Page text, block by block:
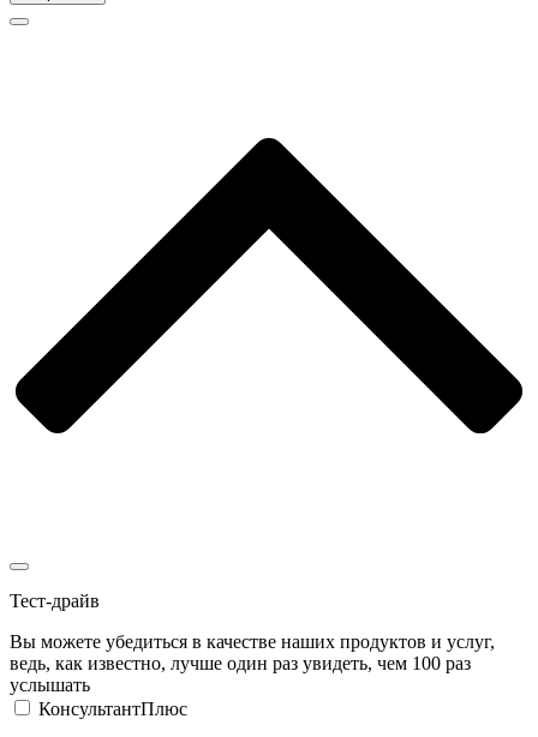
Тест-драйв
Вы можете убедиться в качестве наших продуктов и услуг,
ведь, как известно, лучше один раз увидеть, чем 100 раз
услышать
КонсультантПлюс